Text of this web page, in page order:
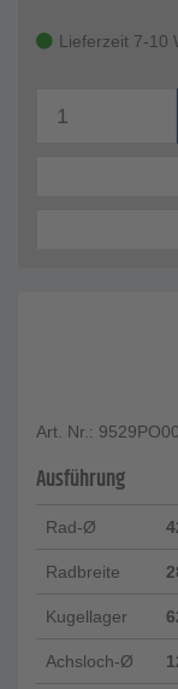
Lieferzeit 7-10
Art. Nr.:
Ausführung
Rad-Ø
Radbreite
Kugellager
Achsloch-Ø